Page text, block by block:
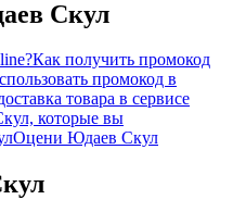
Скул
Как получить промокод
промокод в
товара в сервисе
которые вы
Оцени Юдаев Скул